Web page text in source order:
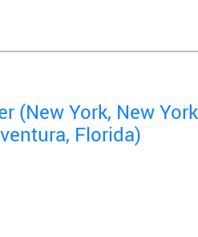
(New York, New
Florida)